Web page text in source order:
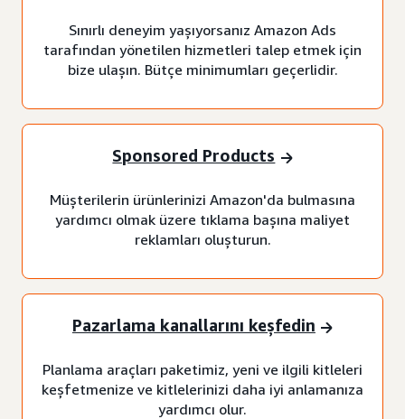
Sınırlı deneyim yaşıyorsanız Amazon Ads
tarafından yönetilen hizmetleri talep etmek için
bize ulaşın. Bütçe minimumları geçerlidir.
Sponsored Products
Müşterilerin ürünlerinizi Amazon'da bulmasına
yardımcı olmak üzere tıklama başına maliyet
reklamları oluşturun.
Pazarlama kanallarını keşfedin
Planlama araçları paketimiz, yeni ve ilgili kitleleri
keşfetmenize ve kitlelerinizi daha iyi anlamanıza
yardımcı olur.